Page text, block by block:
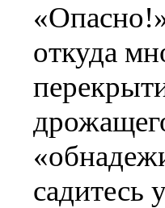
откуда
садитесь